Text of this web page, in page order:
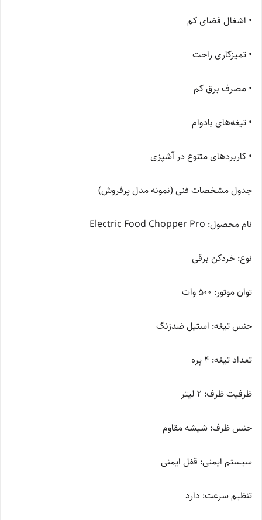
• اشغال فضای کم
• تمیزکاری راحت
• مصرف برق کم
• تیغه‌های بادوام
• کاربردهای متنوع در آشپزی
جدول مشخصات فنی (نمونه مدل پرفروش)
نام محصول: Electric Food Chopper Pro
نوع: خردکن برقی
توان موتور: 500 وات
جنس تیغه: استیل ضدزنگ
تعداد تیغه: 4 پره
ظرفیت ظرف: 2 لیتر
جنس ظرف: شیشه مقاوم
سیستم ایمنی: قفل ایمنی
تنظیم سرعت: دارد